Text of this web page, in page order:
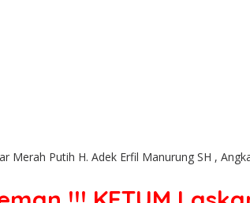
Merah Putih H. Adek Erfil Manurung SH ,